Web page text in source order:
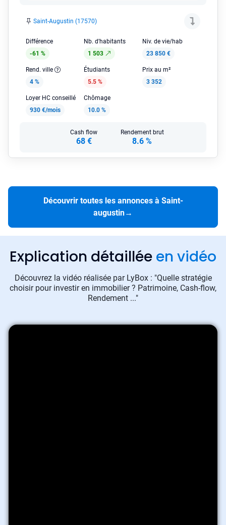
Saint-Augustin (17570)
Différence
-61 %
Nb. d'habitants
1 503
Niv. de vie/hab
23 850 €
Rend. ville
4 %
Étudiants
5.5 %
Prix au m²
3 352
Loyer HC conseillé
930 €/mois
Chômage
10.0 %
Cash flow
68 €
Rendement brut
8.6 %
Découvrir toutes les annonces à Saint-
augustin→
Explication détaillée en vidéo
Découvrez la vidéo réalisée par LyBox : "Quelle stratégie
choisir pour investir en immobilier ? Patrimoine, Cash-flow,
Rendement ..."